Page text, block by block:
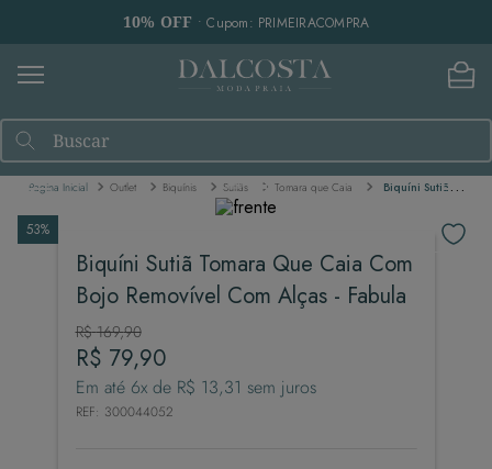
10% OFF • Cupom: PRIMEIRACOMPRA
Buscar
Outlet Biquínis Sutiãs Tomara que Caia Biquíni Sutiã Tomara Que Caia Com Bojo Removível Com Alças - Fabula
53%
Biquíni Sutiã Tomara Que Caia Com
Bojo Removível Com Alças - Fabula
R$ 169,90
R$ 79,90
Em até 6x de R$ 13,31 sem juros
REF: 300044052